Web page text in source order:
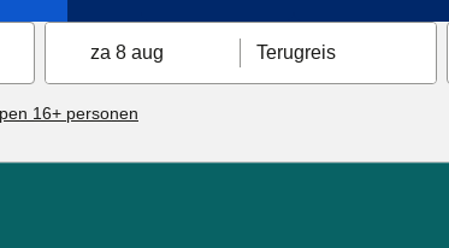
za 8 aug Terugreis
16+ personen